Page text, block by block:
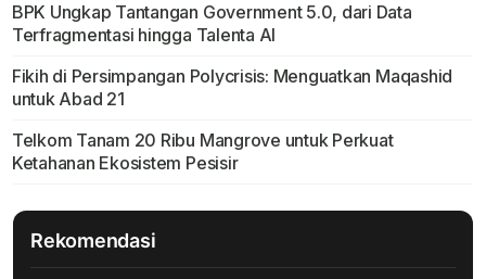
BPK Ungkap Tantangan Government 5.0, dari Data
Terfragmentasi hingga Talenta AI
Fikih di Persimpangan Polycrisis: Menguatkan Maqashid
untuk Abad 21
Telkom Tanam 20 Ribu Mangrove untuk Perkuat
Ketahanan Ekosistem Pesisir
Rekomendasi